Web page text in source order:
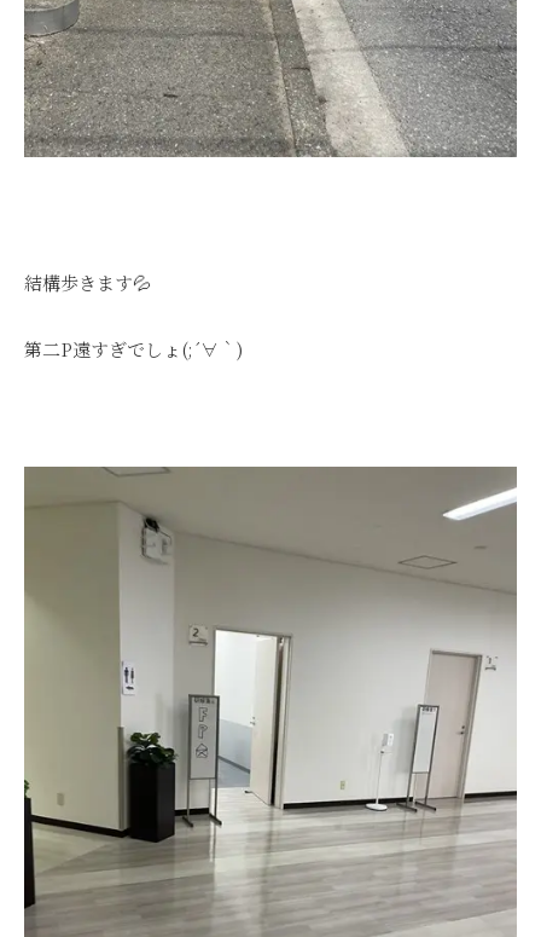
結構歩きます💦
第二P遠すぎでしょ(;´∀｀)